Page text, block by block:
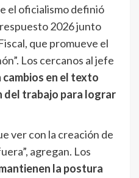
el oficialismo definió
2026 junto
que promueve el
Los cercanos al jefe
en el texto
del trabajo para lograr
ver con la creación de
agregan. Los
la postura